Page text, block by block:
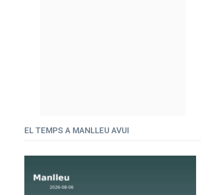
EL TEMPS A MANLLEU AVUI